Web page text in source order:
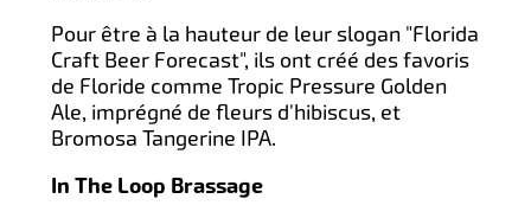
Pour être à la hauteur de leur slogan "Florida
Craft Beer Forecast", ils ont créé des favoris
de Floride comme Tropic Pressure Golden
Ale, imprégné de fleurs d'hibiscus, et
Bromosa Tangerine IPA.
In The Loop Brassage